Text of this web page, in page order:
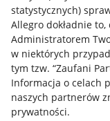
statystycznych)
Allegro dokładnie
Administratorem
w niektórych
tym tzw. “Zaufani
Informacja o celach
naszych partnerów
prywatności.
Przydatne
Jak to działa